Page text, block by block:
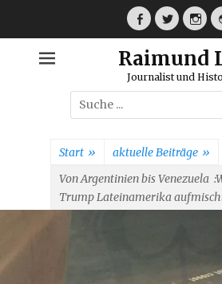
Facebook
Twitter
Raimund
Journalist und
Suche
nach:
Start » aktuelle Beiträge »
Von Argentinien bis Venezuela
Trump Lateinamerika